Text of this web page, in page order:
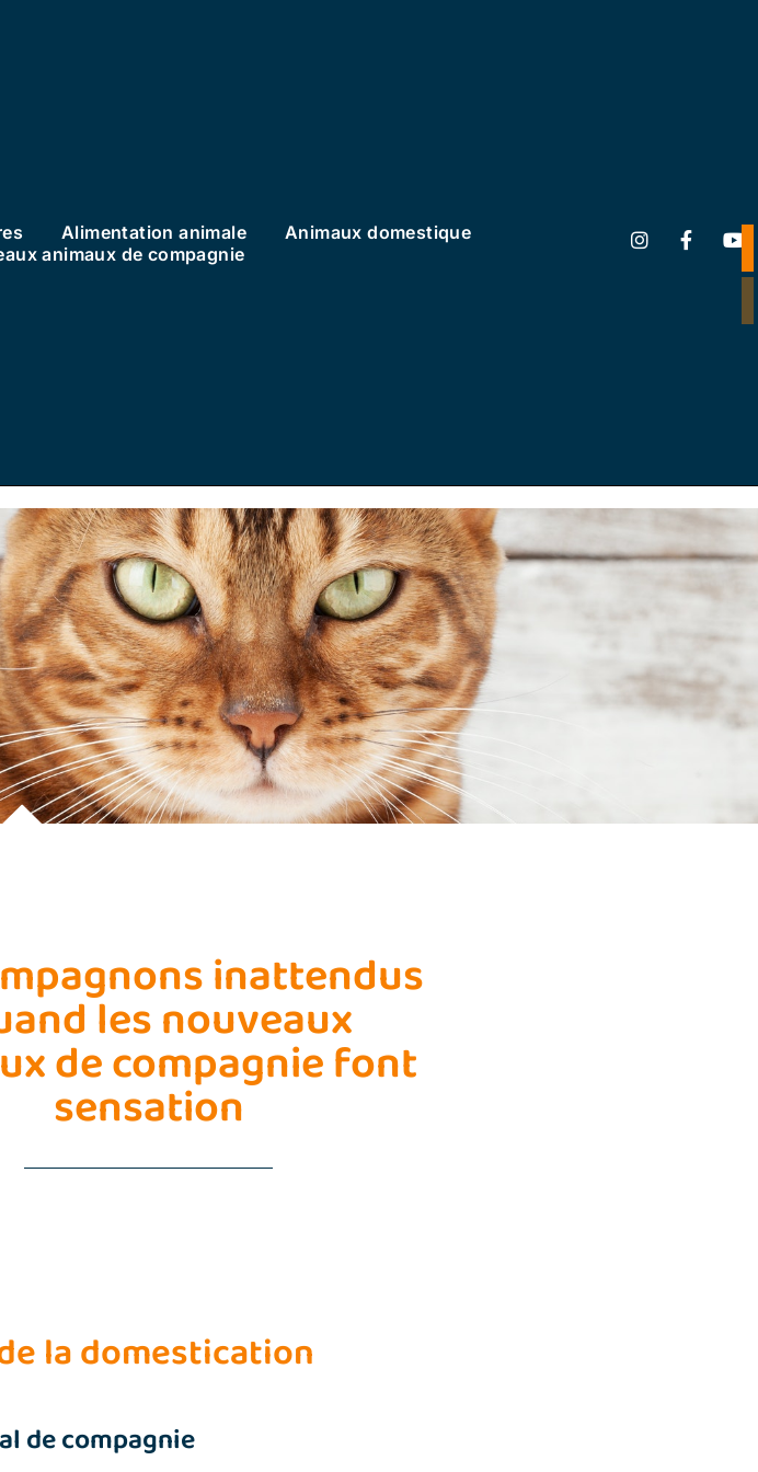
Alimentation animale
Animaux domestique
animaux de compagnie
inattendus
les nouveaux
de compagnie font
sensation
la domestication
de compagnie